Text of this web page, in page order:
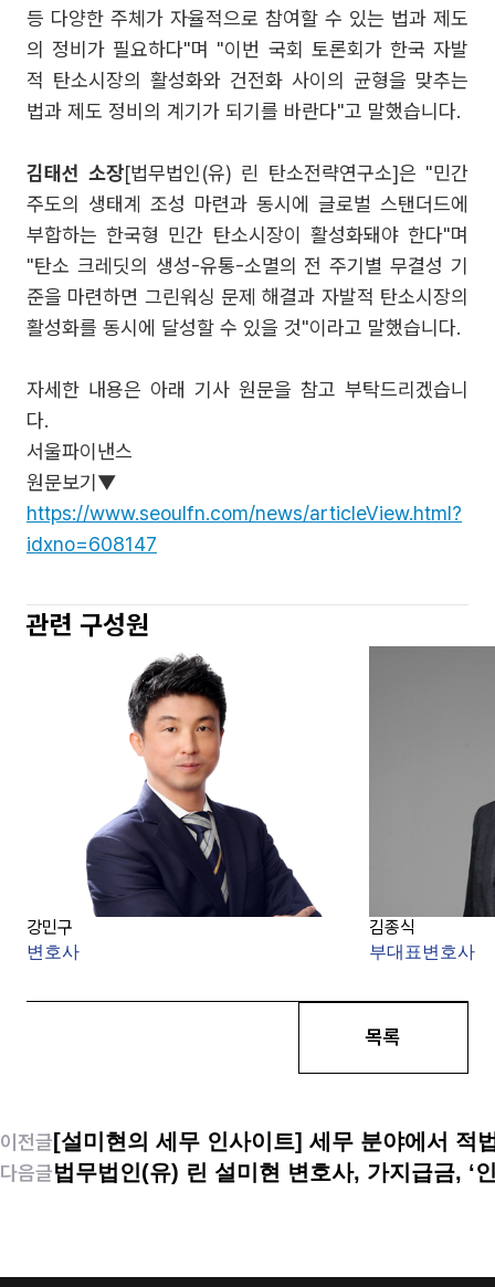
등 다양한 주체가 자율적으로 참여할 수 있는 법과 제도
의 정비가 필요하다"며 "이번 국회 토론회가 한국 자발
적 탄소시장의 활성화와 건전화 사이의 균형을 맞추는
법과 제도 정비의 계기가 되기를 바란다"고 말했습니다.
김태선 소장[법무법인(유) 린 탄소전략연구소]은 "민간
주도의 생태계 조성 마련과 동시에 글로벌 스탠더드에
부합하는 한국형 민간 탄소시장이 활성화돼야 한다"며
"탄소 크레딧의 생성-유통-소멸의 전 주기별 무결성 기
준을 마련하면 그린워싱 문제 해결과 자발적 탄소시장의
활성화를 동시에 달성할 수 있을 것"이라고 말했습니다.
자세한 내용은 아래 기사 원문을 참고 부탁드리겠습니
다.
서울파이낸스
원문보기▼
https://www.seoulfn.com/news/articleView.html?
idxno=608147
관련 구성원
강민구
변호사
김종식
부대표변호사
목록
이전글[설미현의 세무 인사이트] 세무 분야에서 적
다음글법무법인(유) 린 설미현 변호사, 가지급금, ‘